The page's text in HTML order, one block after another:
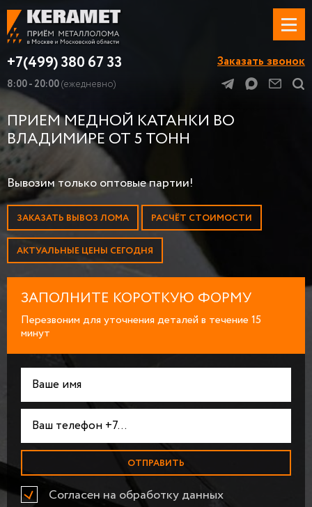
+7(499) 380 67 33
8:00 - 20:00(ежедневно)
Заказать звонок
ПРИЕМ МЕДНОЙ КАТАНКИ ВО
ВЛАДИМИРЕ ОТ 5 ТОНН
Вывозим только оптовые партии!
ЗАКАЗАТЬ ВЫВОЗ ЛОМА РАСЧЁТ СТОИМОСТИ
АКТУАЛЬНЫЕ ЦЕНЫ СЕГОДНЯ
ЗАПОЛНИТЕ КОРОТКУЮ ФОРМУ
Перезвоним для уточнения деталей в течение 15
минут
Согласен на обработку данных